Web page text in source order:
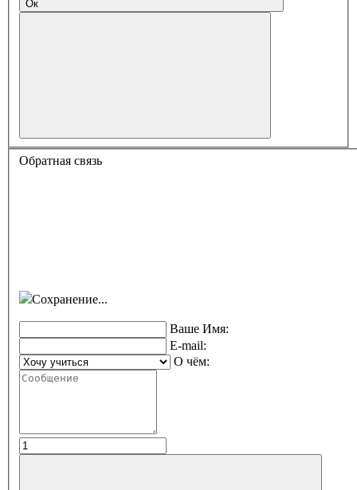
Ок
Обратная связь
Сохранение...
Ваше Имя:
E-mail:
О чём: